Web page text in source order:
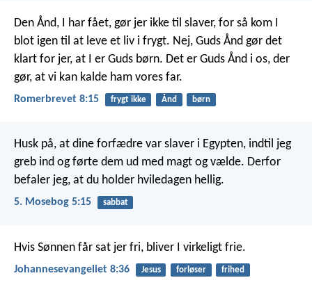
Den Ånd, I har fået, gør jer ikke til slaver, for så kom I
blot igen til at leve et liv i frygt. Nej, Guds Ånd gør det
klart for jer, at I er Guds børn. Det er Guds Ånd i os, der
gør, at vi kan kalde ham vores far.
Romerbrevet 8:15 frygt ikke Ånd børn
Husk på, at dine forfædre var slaver i Egypten, indtil jeg
greb ind og førte dem ud med magt og vælde. Derfor
befaler jeg, at du holder hviledagen hellig.
5. Mosebog 5:15 sabbat
Hvis Sønnen får sat jer fri, bliver I virkeligt frie.
Johannesevangeliet 8:36 Jesus forløser frihed